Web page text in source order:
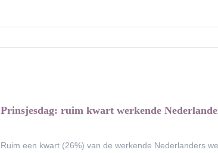
Prinsjesdag: ruim kwart werkende
Ruim een kwart (26%) van de werkende Nederlanders